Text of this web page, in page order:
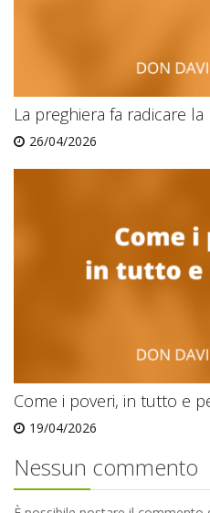
La preghiera fa radicare la
26/04/2026
Come i poveri, in tutto e
19/04/2026
Nessun commento